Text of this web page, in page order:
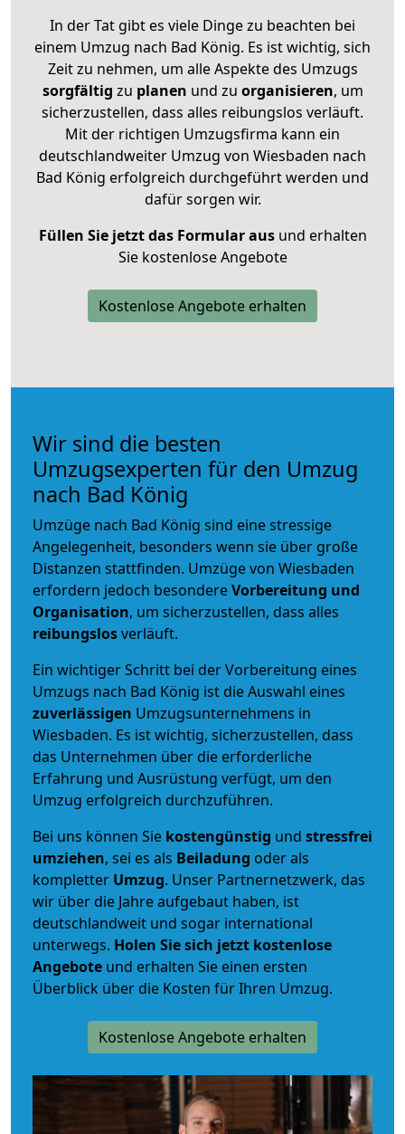
In der Tat gibt es viele Dinge zu beachten bei
einem Umzug nach Bad König. Es ist wichtig, sich
Zeit zu nehmen, um alle Aspekte des Umzugs
sorgfältig zu planen und zu organisieren, um
sicherzustellen, dass alles reibungslos verläuft.
Mit der richtigen Umzugsfirma kann ein
deutschlandweiter Umzug von Wiesbaden nach
Bad König erfolgreich durchgeführt werden und
dafür sorgen wir.
Füllen Sie jetzt das Formular ausund erhalten
Sie kostenlose Angebote
Kostenlose Angebote erhalten
Wir sind die besten
Umzugsexperten für den Umzug
nach Bad König
Umzüge nach Bad König sind eine stressige
Angelegenheit, besonders wenn sie über große
Distanzen stattfinden. Umzüge von Wiesbaden
erfordern jedoch besondereVorbereitung und
Organisation, um sicherzustellen, dass alles
reibungslosverläuft.
Ein wichtiger Schritt bei der Vorbereitung eines
Umzugs nach Bad König ist die Auswahl eines
zuverlässigen Umzugsunternehmens in
Wiesbaden. Es ist wichtig, sicherzustellen, dass
das Unternehmen über die erforderliche
Erfahrung und Ausrüstung verfügt, um den
Umzug erfolgreich durchzuführen.
Bei uns können Sie kostengünstig und stressfrei
umziehen, sei es als Beiladung oder als
kompletter Umzug. Unser Partnernetzwerk, das
wir über die Jahre aufgebaut haben, ist
deutschlandweit und sogar international
unterwegs. Holen Sie sich jetzt kostenlose
Angebote und erhalten Sie einen ersten
Überblick über die Kosten für Ihren Umzug.
Kostenlose Angebote erhalten